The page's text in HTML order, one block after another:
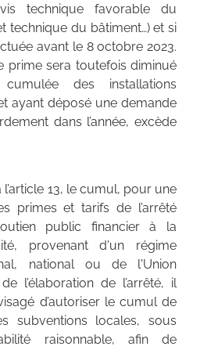
technique favorable du
technique du bâtiment…) et si
avant le 8 octobre 2023.
prime sera toutefois diminué
des installations
ayant déposé une demande
dans l’année, excède
l’article 13, le cumul, pour une
primes et tarifs de l’arrêté
public financier à la
provenant d'un régime
national ou de l'Union
l’élaboration de l’arrêté, il
d’autoriser le cumul de
subventions locales, sous
raisonnable, afin de